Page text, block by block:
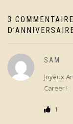
3
SAM
Joyeux
Career !
1